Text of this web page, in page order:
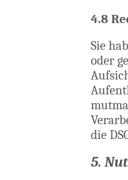
4.8
Sie
oder
die
5.